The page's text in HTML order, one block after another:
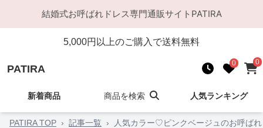
結婚式お呼ばれドレス専門通販サイト PATIRA
5,000円以上のご購入で送料無料
PATIRA 0 0
新着商品 商品を検索 人気ランキング
PATIRA TOP › 記事一覧 › 人気カラー♡ピンクベージュのお呼ば